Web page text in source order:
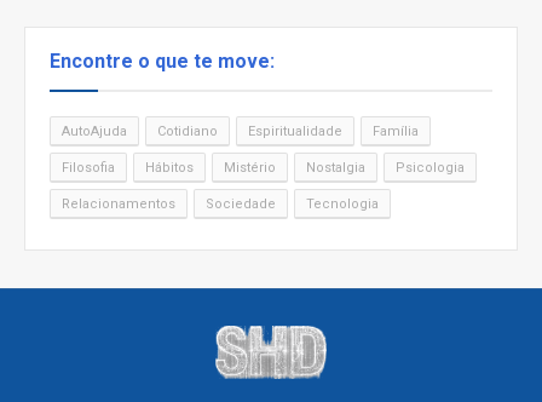
Encontre o que te move:
AutoAjuda Cotidiano Espiritualidade Família
Filosofia Hábitos Mistério Nostalgia Psicologia
Relacionamentos Sociedade Tecnologia